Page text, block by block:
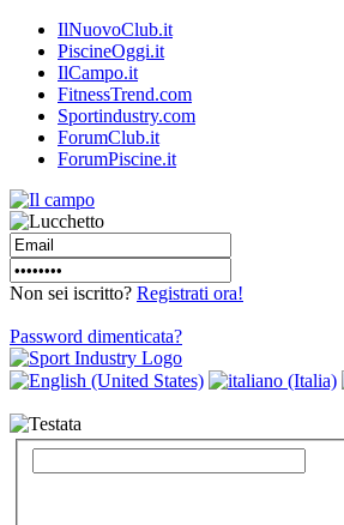
IlNuovoClub.it
PiscineOggi.it
IlCampo.it
FitnessTrend.com
Sportindustry.com
ForumClub.it
ForumPiscine.it
Non sei iscritto? Registrati ora!
Password dimenticata?